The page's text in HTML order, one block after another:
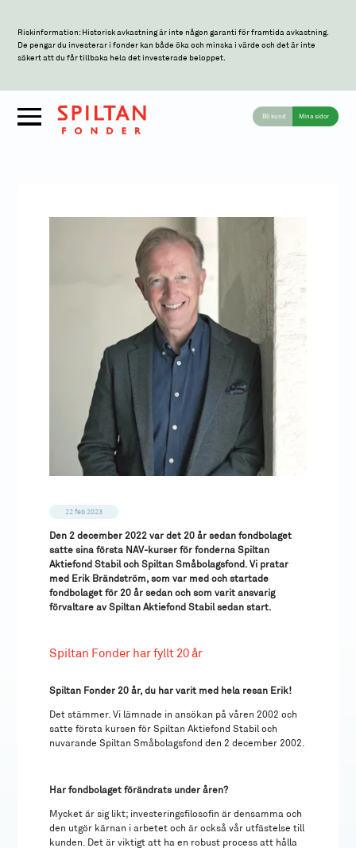
Riskinformation: Historisk avkastning är inte någon garanti för framtida avkastning.
De pengar du investerar i fonder kan både öka och minska i värde och det är inte
säkert att du får tillbaka hela det investerade beloppet.
Bli kund Mina sidor
22 feb 2023
Den 2 december 2022 var det 20 år sedan fondbolaget
satte sina första NAV-kurser för fonderna Spiltan
Aktiefond Stabil och Spiltan Småbolagsfond. Vi pratar
med Erik Brändström, som var med och startade
fondbolaget för 20 år sedan och som varit ansvarig
förvaltare av Spiltan Aktiefond Stabil sedan start.
Spiltan Fonder har fyllt 20 år
Spiltan Fonder 20 år, du har varit med hela resan Erik!
Det stämmer. Vi lämnade in ansökan på våren 2002 och
satte första kursen för Spiltan Aktiefond Stabil och
nuvarande Spiltan Småbolagsfond den 2 december 2002.
Har fondbolaget förändrats under åren?
Mycket är sig likt; investeringsfilosofin är densamma och
den utgör kärnan i arbetet och är också vår utfästelse till
kunden. Det är viktigt att ha en robust process att hålla